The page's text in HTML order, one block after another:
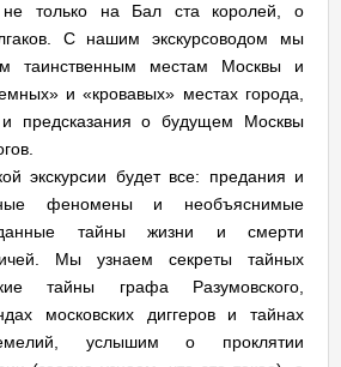
только на Бал ста королей, о
С нашим экскурсоводом мы
таинственным местам Москвы и
и «кровавых» местах города,
предсказания о будущем Москвы
экскурсии будет все: предания и
феномены и необъяснимые
тайны жизни и смерти
Мы узнаем секреты тайных
тайны графа Разумовского,
московских диггеров и тайнах
услышим о проклятии